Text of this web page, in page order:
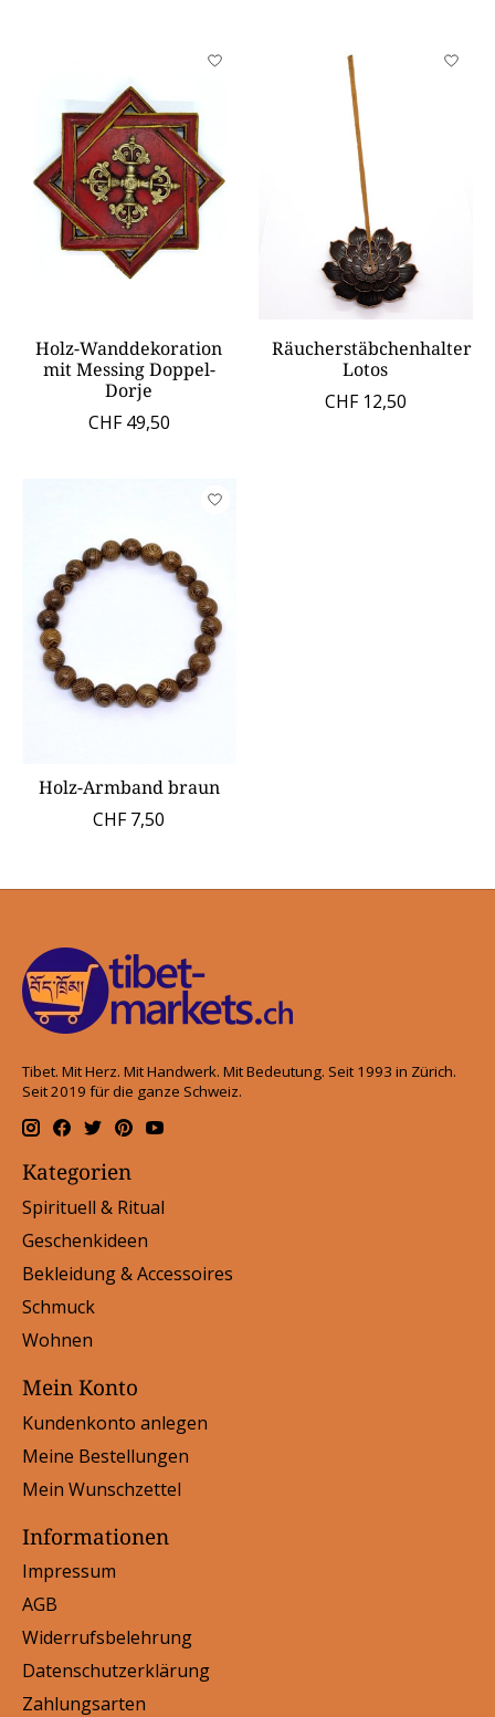
Holz-Wanddekoration
mit Messing Doppel-
Dorje
CHF 49,50
Räucherstäbchenhalter
Lotos
CHF 12,50
Holz-Armband braun
CHF 7,50
Tibet. Mit Herz. Mit Handwerk. Mit Bedeutung. Seit 1993 in Zürich.
Seit 2019 für die ganze Schweiz.
Kategorien
Spirituell & Ritual
Geschenkideen
Bekleidung & Accessoires
Schmuck
Wohnen
Mein Konto
Kundenkonto anlegen
Meine Bestellungen
Mein Wunschzettel
Informationen
Impressum
AGB
Widerrufsbelehrung
Datenschutzerklärung
Zahlungsarten